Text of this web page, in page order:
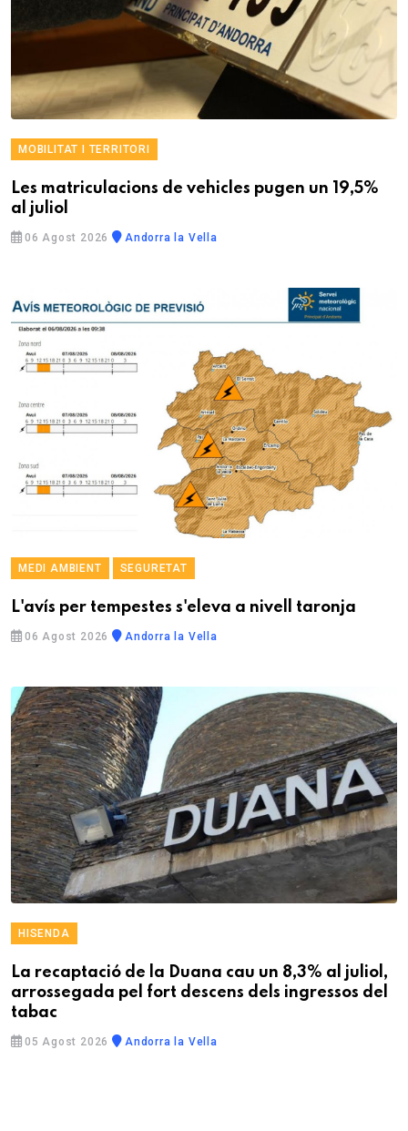
MOBILITAT I TERRITORI
Les matriculacions de vehicles pugen un 19,5%
al juliol
06 Agost 2026 Andorra la Vella
MEDI AMBIENT SEGURETAT
L'avís per tempestes s'eleva a nivell taronja
06 Agost 2026 Andorra la Vella
HISENDA
La recaptació de la Duana cau un 8,3% al juliol,
arrossegada pel fort descens dels ingressos del
tabac
05 Agost 2026 Andorra la Vella